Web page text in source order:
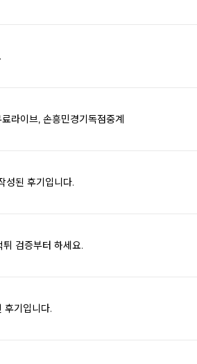
라이브, 손흥민경기독점중계
성된 후기입니다.
검증부터 하세요.
후기입니다.